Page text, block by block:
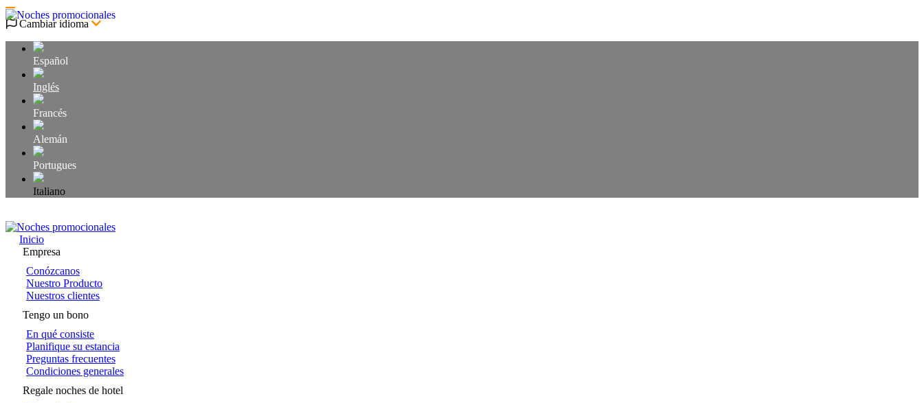
Cambiar idioma
Español
Inglés
Francés
Alemán
Portugues
Italiano
Inicio
Empresa
Conózcanos
Nuestro Producto
Nuestros clientes
Tengo un bono
En qué consiste
Planifique su estancia
Preguntas frecuentes
Condiciones generales
Regale noches de hotel